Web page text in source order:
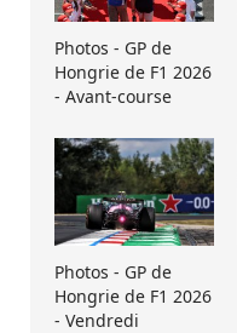
Photos - GP de
Hongrie de F1 2026
- Avant-course
Photos - GP de
Hongrie de F1 2026
- Vendredi